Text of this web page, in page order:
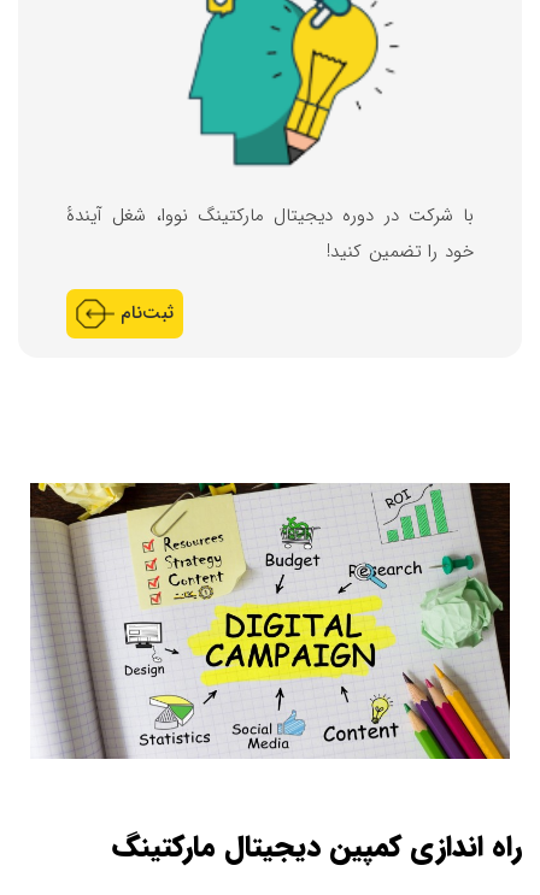
با شرکت در دوره دیجیتال مارکتینگ نووا، شغل آیندهٔ
خود را تضمین کنید!
ثبت‌نام
راه اندازی کمپین دیجیتال مارکتینگ